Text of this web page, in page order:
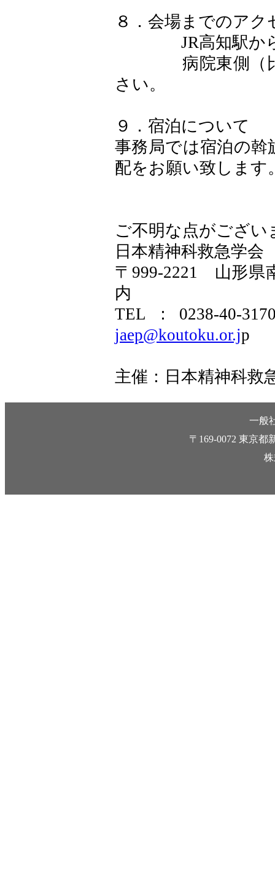
８．会場までのアク
JR高知駅から約
病院東側（比島
さい。
９．宿泊について
事務局では宿泊の
配をお願い致します
ご不明な点がござ
日本精神科救急学
〒999-2221 山形
内
TEL：0238-40-
jaep@koutoku.or.jp
主催：日本精神科
一般
〒169-0072 東京都